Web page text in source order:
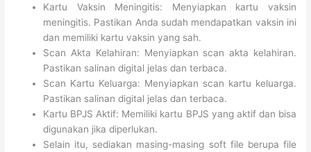
Kartu Vaksin Meningitis: Menyiapkan kartu vaksin
meningitis. Pastikan Anda sudah mendapatkan vaksin ini
dan memiliki kartu vaksin yang sah.
Scan Akta Kelahiran: Menyiapkan scan akta kelahiran.
Pastikan salinan digital jelas dan terbaca.
Scan Kartu Keluarga: Menyiapkan scan kartu keluarga.
Pastikan salinan digital jelas dan terbaca.
Kartu BPJS Aktif: Memiliki kartu BPJS yang aktif dan bisa
digunakan jika diperlukan.
Selain itu, sediakan masing-masing soft file berupa file